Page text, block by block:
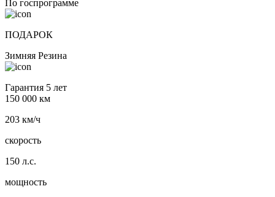
По госпрограмме
ПОДАРОК
Зимняя Резина
Гарантия 5 лет
150 000 км
203 км/ч
скорость
150 л.с.
мощность